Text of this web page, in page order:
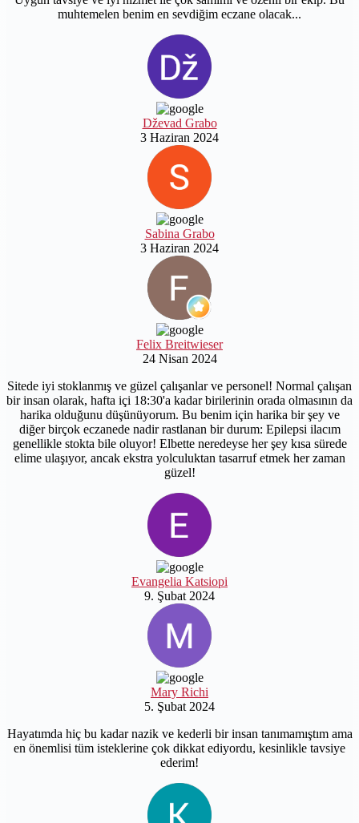
muhtemelen benim en sevdiğim eczane olacak...
Dževad Grabo
3 Haziran 2024
Sabina Grabo
3 Haziran 2024
Felix Breitwieser
24 Nisan 2024
Sitede iyi stoklanmış ve güzel çalışanlar ve personel! Normal çalışan
bir insan olarak, hafta içi 18:30'a kadar birilerinin orada olmasının da
harika olduğunu düşünüyorum. Bu benim için harika bir şey ve
diğer birçok eczanede nadir rastlanan bir durum: Epilepsi ilacım
genellikle stokta bile oluyor! Elbette neredeyse her şey kısa sürede
elime ulaşıyor, ancak ekstra yolculuktan tasarruf etmek her zaman
güzel!
Evangelia Katsiopi
9. Şubat 2024
Mary Richi
5. Şubat 2024
Hayatımda hiç bu kadar nazik ve kederli bir insan tanımamıştım ama
en önemlisi tüm isteklerine çok dikkat ediyordu, kesinlikle tavsiye
ederim!